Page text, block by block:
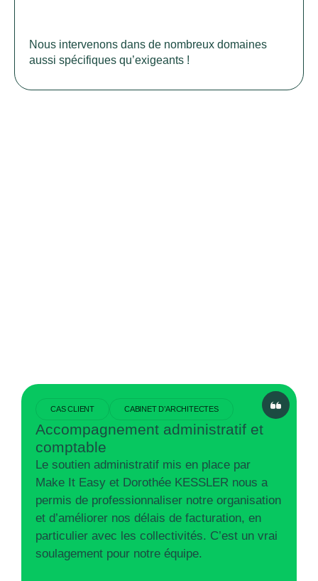
Nous intervenons dans de nombreux domaines
aussi spécifiques qu’exigeants !
CAS CLIENT CABINET D’ARCHITECTES
Accompagnement administratif et
comptable
Le soutien administratif mis en place par
Make It Easy et Dorothée KESSLER nous a
permis de professionnaliser notre organisation
et d’améliorer nos délais de facturation, en
particulier avec les collectivités. C’est un vrai
soulagement pour notre équipe.